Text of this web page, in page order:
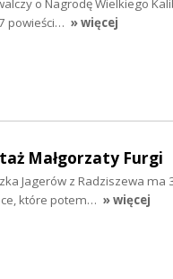
powieści… » więcej
Małgorzaty Furgi
Jagerów z Radziszewa ma
które potem… » więcej